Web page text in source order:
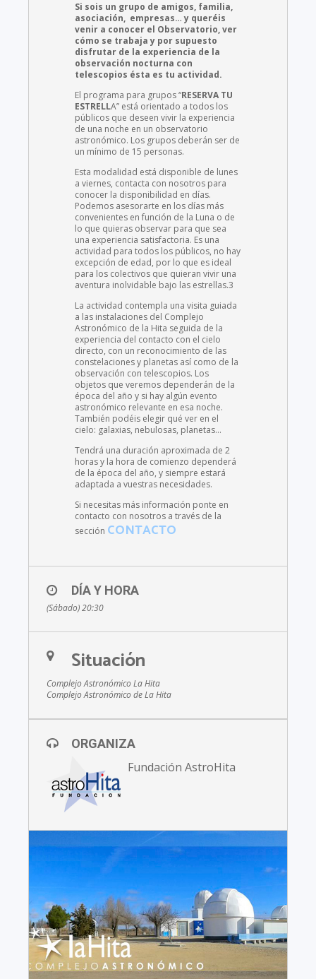
Si sois un grupo de amigos, familia,
asociación, empresas… y queréis
venir a conocer el Observatorio, ver
cómo se trabaja y por supuesto
disfrutar de la experiencia de la
observación nocturna con
telescopios ésta es tu actividad.
El programa para grupos “RESERVA TU
ESTRELLA” está orientado a todos los
públicos que deseen vivir la experiencia
de una noche en un observatorio
astronómico. Los grupos deberán ser de
un mínimo de 15 personas.
Esta modalidad está disponible de lunes
a viernes, contacta con nosotros para
conocer la disponibilidad en días.
Podemos asesorarte en los días más
convenientes en función de la Luna o de
lo que quieras observar para que sea
una experiencia satisfactoria. Es una
actividad para todos los públicos, no hay
excepción de edad, por lo que es ideal
para los colectivos que quieran vivir una
aventura inolvidable bajo las estrellas.3
La actividad contempla una visita guiada
a las instalaciones del Complejo
Astronómico de la Hita seguida de la
experiencia del contacto con el cielo
directo, con un reconocimiento de las
constelaciones y planetas así como de la
observación con telescopios. Los
objetos que veremos dependerán de la
época del año y si hay algún evento
astronómico relevante en esa noche.
También podéis elegir qué ver en el
cielo: galaxias, nebulosas, planetas…
Tendrá una duración aproximada de 2
horas y la hora de comienzo dependerá
de la época del año, y siempre estará
adaptada a vuestras necesidades.
Si necesitas más información ponte en
contacto con nosotros a través de la
sección CONTACTO
DÍA Y HORA
(Sábado) 20:30
Situación
Complejo Astronómico La Hita
Complejo Astronómico de La Hita
ORGANIZA
Fundación AstroHita